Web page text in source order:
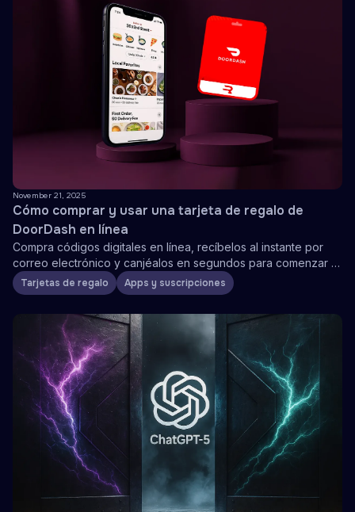
November 21, 2025
Cómo comprar y usar una tarjeta de regalo de
DoorDash en línea
Compra códigos digitales en línea, recíbelos al instante por
correo electrónico y canjéalos en segundos para comenzar a
pedir
Tarjetas de regalo Apps y suscripciones